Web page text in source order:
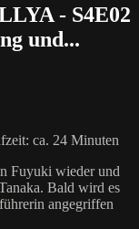
- S4E02
und...
ca. 24 Minuten
Fuyuki wieder und
Bald wird es
angegriffen